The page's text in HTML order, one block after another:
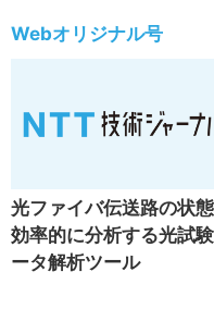
ることがあります。ここで
守として定期的な清掃の必
Webオリジナル号
光ファイバ伝送路の状
効率的に分析する光試
ータ解析ツール